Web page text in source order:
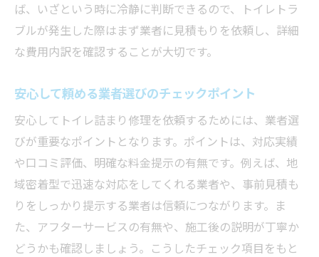
ば、いざという時に冷静に判断できるので、トイレトラ
ブルが発生した際はまず業者に見積もりを依頼し、詳細
な費用内訳を確認することが大切です。
安心して頼める業者選びのチェックポイント
安心してトイレ詰まり修理を依頼するためには、業者選
びが重要なポイントとなります。ポイントは、対応実績
や口コミ評価、明確な料金提示の有無です。例えば、地
域密着型で迅速な対応をしてくれる業者や、事前見積も
りをしっかり提示する業者は信頼につながります。ま
た、アフターサービスの有無や、施工後の説明が丁寧か
どうかも確認しましょう。こうしたチェック項目をもと